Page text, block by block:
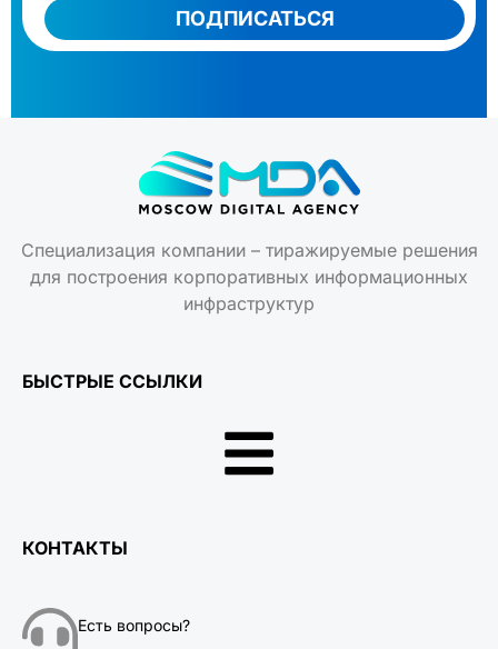
ПОДПИСАТЬСЯ
Специализация компании – тиражируемые решения
для построения корпоративных информационных
инфраструктур
БЫСТРЫЕ ССЫЛКИ
КОНТАКТЫ
Есть вопросы?